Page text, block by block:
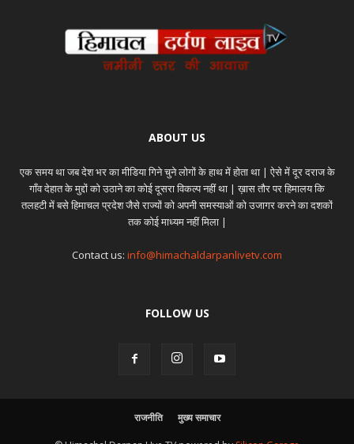
ABOUT US
एक समय था जब देश भर का मीडिया गिने चुने लोगों के हाथ में होता था | ऐसे में दूर दराज के
गाँव देहात के मुद्दों को उठाने का कोई दूसरा विकल्प नहीं था | ख़ास तौर पर हिमालय कि
तलहटी में बसे हिमाचल प्रदेश जैसे राज्यों को अपनी समस्याओं को उजागर करने का दशकों
तक कोई माध्यम नहीं मिला |
Contact us: info@himachaldarpanlivetv.com
FOLLOW US
राजनीति मुख्य समाचार